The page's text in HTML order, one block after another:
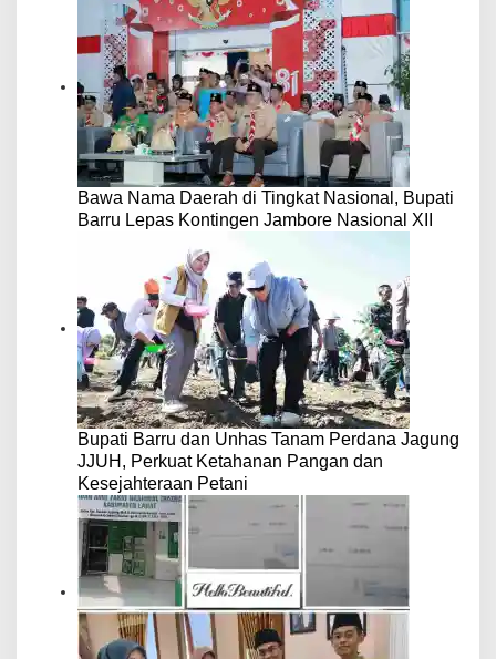
Bawa Nama Daerah di Tingkat Nasional, Bupati
Barru Lepas Kontingen Jambore Nasional XII
Bupati Barru dan Unhas Tanam Perdana Jagung
JJUH, Perkuat Ketahanan Pangan dan
Kesejahteraan Petani